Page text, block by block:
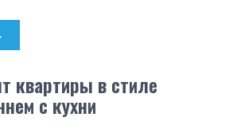
квартиры в стиле
с кухни